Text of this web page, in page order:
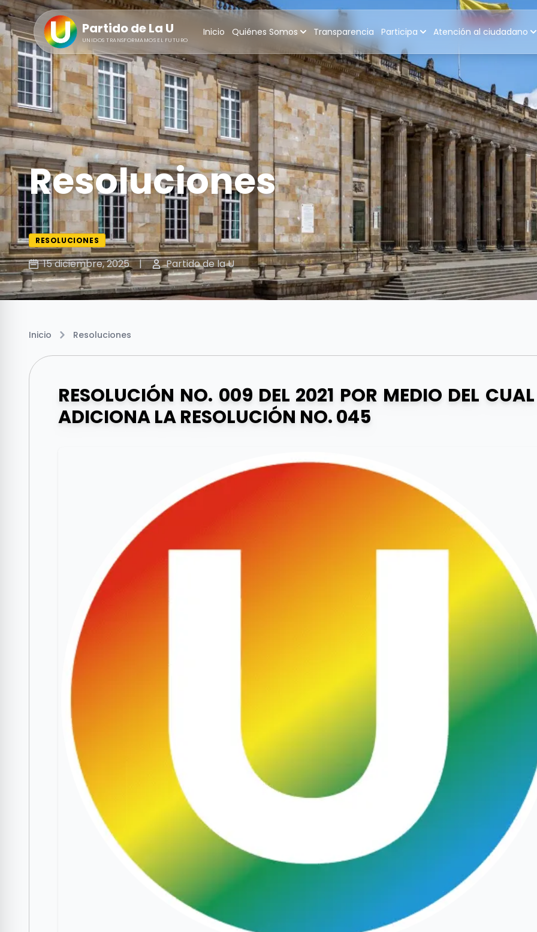
Partido de La U
UNIDOS TRANSFORMAMOS EL FUTURO
Inicio Quiénes Somos Transparencia Participa Atención al ciudadano
Resoluciones
RESOLUCIONES
15 diciembre, 2025 | Partido de la U
Inicio Resoluciones
RESOLUCIÓN NO. 009 DEL 2021 POR MEDIO DEL CUAL
ADICIONA LA RESOLUCIÓN NO. 045